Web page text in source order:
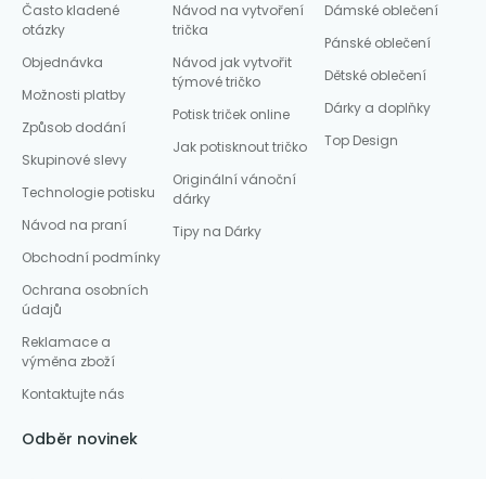
Často kladené
otázky
Objednávka
Možnosti platby
Způsob dodání
Skupinové slevy
Technologie potisku
Návod na praní
Obchodní podmínky
Ochrana osobních
údajů
Reklamace a
výměna zboží
Kontaktujte nás
Návod na vytvoření
trička
Návod jak vytvořit
týmové tričko
Potisk triček online
Jak potisknout tričko
Originální vánoční
dárky
Tipy na Dárky
Dámské oblečení
Pánské oblečení
Dětské oblečení
Dárky a doplňky
Top Design
Odběr novinek